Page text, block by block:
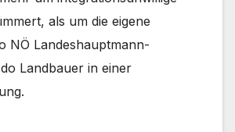
als um die eigene
NÖ Landeshauptmann-
Landbauer in einer